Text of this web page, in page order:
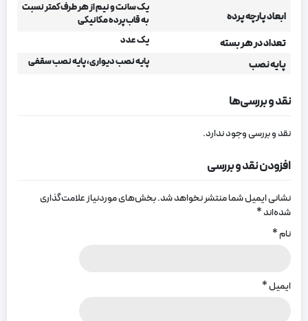
ابعاد پارچه پرده
یک سانت و نیم از هر طرف کمتر نسبت
به قاب پرده مکانیکی
تعداد در هر بسته یک عدد
پایه نصب پایه نصب دیواری، پایه نصب سقفی
نقد و بررسی‌ها
نقد و بررسی وجود ندارد.
افزودن نقد و بررسی
نشانی ایمیل شما منتشر نخواهد شد.بخش‌های موردنیاز علامت‌گذاری
شده‌اند*
نام*
ایمیل*